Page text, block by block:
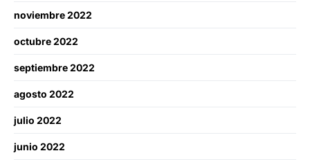
noviembre 2022
octubre 2022
septiembre 2022
agosto 2022
julio 2022
junio 2022